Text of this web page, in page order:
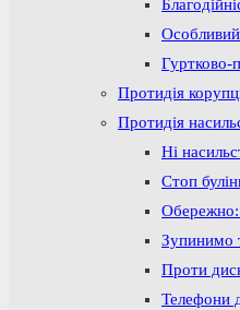
Гуртково-
Протидія
Протидія
Ні
Стоп
Обережно:
Зупинимо
Проти
Телефони